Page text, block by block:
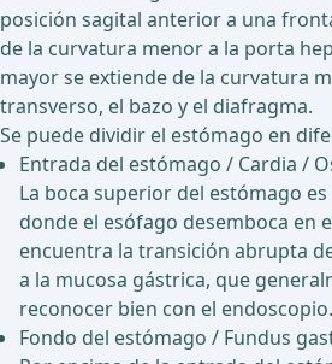
posición sagital anterior a una
de la curvatura menor a la porta
mayor se extiende de la curvatura
transverso, el bazo y el diafragma.
Se puede dividir el estómago en
Entrada del estómago / Cardia /
La boca superior del estómago
donde el esófago desemboca en
encuentra la transición abrupta
a la mucosa gástrica, que
reconocer bien con el endoscopio.
Fondo del estómago / Fundus